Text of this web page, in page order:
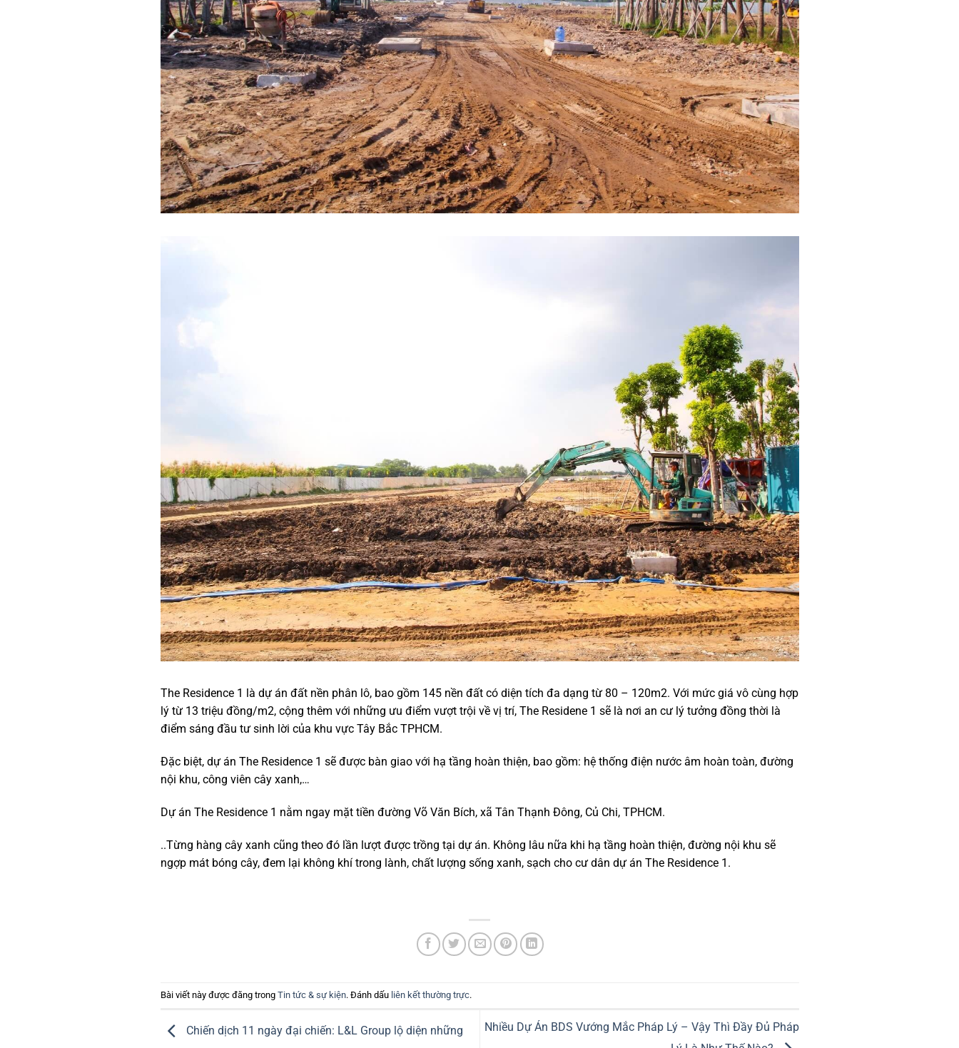
The Residence 1 là dự án đất nền phân lô, bao gồm 145 nền đất có diện tích đa dạng từ 80 – 120m2. Với mức giá vô cùng hợp
lý từ 13 triệu đồng/m2, cộng thêm với những ưu điểm vượt trội về vị trí, The Residene 1 sẽ là nơi an cư lý tưởng đồng thời là
điểm sáng đầu tư sinh lời của khu vực Tây Bắc TPHCM.
Đặc biệt, dự án The Residence 1 sẽ được bàn giao với hạ tầng hoàn thiện, bao gồm: hệ thống điện nước âm hoàn toàn, đường
nội khu, công viên cây xanh,…
Dự án The Residence 1 nằm ngay mặt tiền đường Võ Văn Bích, xã Tân Thạnh Đông, Củ Chi, TPHCM.
..Từng hàng cây xanh cũng theo đó lần lượt được trồng tại dự án. Không lâu nữa khi hạ tầng hoàn thiện, đường nội khu sẽ
ngợp mát bóng cây, đem lại không khí trong lành, chất lượng sống xanh, sạch cho cư dân dự án The Residence 1.
Bài viết này được đăng trong Tin tức & sự kiện. Đánh dấu liên kết thường trực.
Chiến dịch 11 ngày đại chiến: L&L Group lộ diện những
Nhiều Dự Án BDS Vướng Mắc Pháp Lý – Vậy Thì Đầy Đủ Pháp